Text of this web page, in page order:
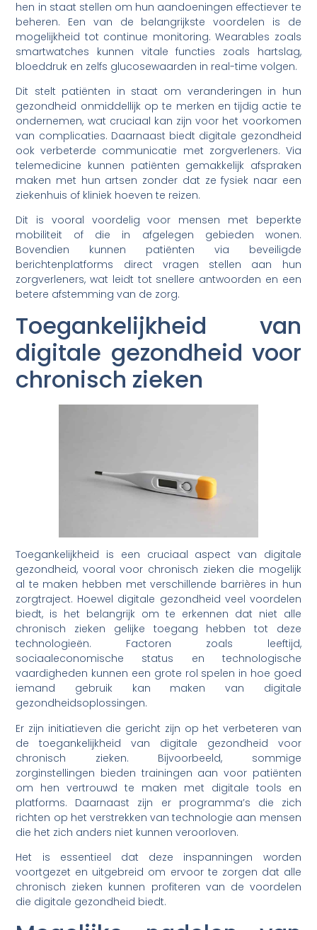
hen in staat stellen om hun aandoeningen effectiever te
beheren. Een van de belangrijkste voordelen is de
mogelijkheid tot continue monitoring. Wearables zoals
smartwatches kunnen vitale functies zoals hartslag,
bloeddruk en zelfs glucosewaarden in real-time volgen.
Dit stelt patiënten in staat om veranderingen in hun
gezondheid onmiddellijk op te merken en tijdig actie te
ondernemen, wat cruciaal kan zijn voor het voorkomen
van complicaties. Daarnaast biedt digitale gezondheid
ook verbeterde communicatie met zorgverleners. Via
telemedicine kunnen patiënten gemakkelijk afspraken
maken met hun artsen zonder dat ze fysiek naar een
ziekenhuis of kliniek hoeven te reizen.
Dit is vooral voordelig voor mensen met beperkte
mobiliteit of die in afgelegen gebieden wonen.
Bovendien kunnen patiënten via beveiligde
berichtenplatforms direct vragen stellen aan hun
zorgverleners, wat leidt tot snellere antwoorden en een
betere afstemming van de zorg.
Toegankelijkheid van
digitale gezondheid voor
chronisch zieken
Toegankelijkheid is een cruciaal aspect van digitale
gezondheid, vooral voor chronisch zieken die mogelijk
al te maken hebben met verschillende barrières in hun
zorgtraject. Hoewel digitale gezondheid veel voordelen
biedt, is het belangrijk om te erkennen dat niet alle
chronisch zieken gelijke toegang hebben tot deze
technologieën. Factoren zoals leeftijd,
sociaaleconomische status en technologische
vaardigheden kunnen een grote rol spelen in hoe goed
iemand gebruik kan maken van digitale
gezondheidsoplossingen.
Er zijn initiatieven die gericht zijn op het verbeteren van
de toegankelijkheid van digitale gezondheid voor
chronisch zieken. Bijvoorbeeld, sommige
zorginstellingen bieden trainingen aan voor patiënten
om hen vertrouwd te maken met digitale tools en
platforms. Daarnaast zijn er programma’s die zich
richten op het verstrekken van technologie aan mensen
die het zich anders niet kunnen veroorloven.
Het is essentieel dat deze inspanningen worden
voortgezet en uitgebreid om ervoor te zorgen dat alle
chronisch zieken kunnen profiteren van de voordelen
die digitale gezondheid biedt.